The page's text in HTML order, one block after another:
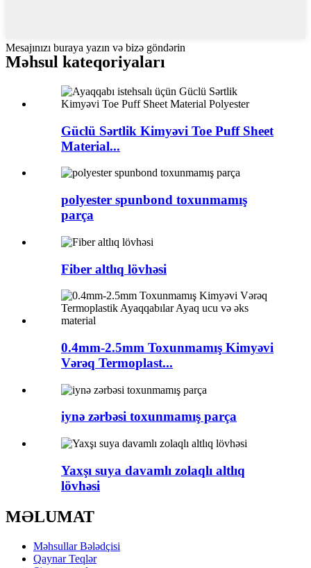
Mesajınızı buraya yazın və bizə göndərin
Məhsul kateqoriyaları
Güclü Sərtlik Kimyəvi Toe Puff Sheet
Material...
polyester spunbond toxunmamış
parça
Fiber altlıq lövhəsi
0.4mm-2.5mm Toxunmamış Kimyəvi
Vərəq Termoplast...
iynə zərbəsi toxunmamış parça
Yaxşı suya davamlı zolaqlı altlıq
lövhəsi
MƏLUMAT
Məhsullar Bələdçisi
Qaynar Teqlər